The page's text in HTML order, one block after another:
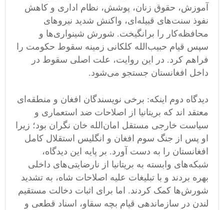
آموزش، حقوق زنان، پوشش، نظام اداری و کاهش
نفوذ سنت‌های قبیله‌ای، واکنش شدید نیروهای
محافظه‌کار را برانگیخت. شورش شینواری‌ها و
سپس قیام حبیب‌الله کلکانی زمینه سقوط حکومت را
فراهم کرد. در این روایت، علت اصلی سقوط در
داخل افغانستان جستجو می‌شود.
دیدگاه دوم اینکه: برخی نویسندگان افغان و منطقه‌ای
معتقد اند که بریتانیا از اصلاحات ضد استعماری و
سیاست خارجی مستقل امان‌الله خان نگران بود؛ زیرا
او پس از جنگ سوم افغان و انگلیس استقلال کامل
افغانستان را به دست آورد. بر پایه این دیدگاه،
شبکه‌های وابسته به بریتانیا از نارضایتی‌های داخلی
بهره بردند و با تبلیغات علیه اصلاحات شاه، به تشدید
شورش‌ها کمک کردند. اما برای اثبات دخالت مستقیم
لندن در سازماندهی قیام بچه سقاو، اسناد قطعی و